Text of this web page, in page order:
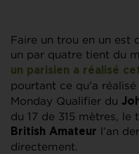
Faire un trou en un est
un par quatre tient du
un parisien a réalisé
pourtant ce qu’a réalisé
Monday Qualifier du
du 17 de 315 mètres, le
British Amateur l’an
directement.